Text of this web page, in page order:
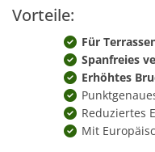
Vorteile:
Für
Spanfreies
Erhöhtes
Reduziertes
Mit